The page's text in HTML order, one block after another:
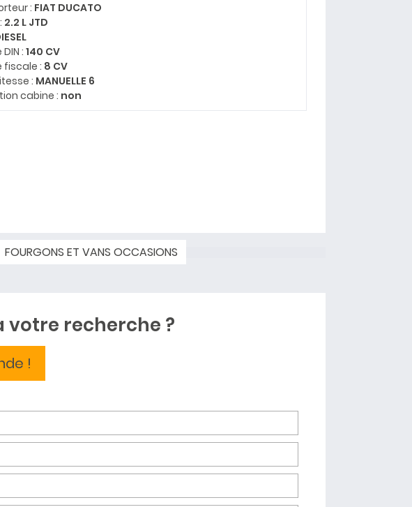
: FIAT DUCATO
2.2 L JTD
:140 CV
fiscale : 8 CV
: MANUELLE 6
cabine : non
FOURGONS ET VANS OCCASIONS
votre recherche ?
!